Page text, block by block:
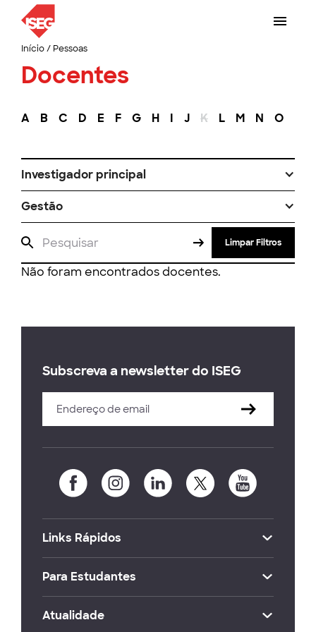
Início/ Pessoas
Docentes
A B C D E F G H I J K L M N O
Investigador principal
Gestão
Limpar Filtros
Não foram encontrados docentes.
Subscreva a newsletter do ISEG
Links Rápidos
Para Estudantes
Atualidade